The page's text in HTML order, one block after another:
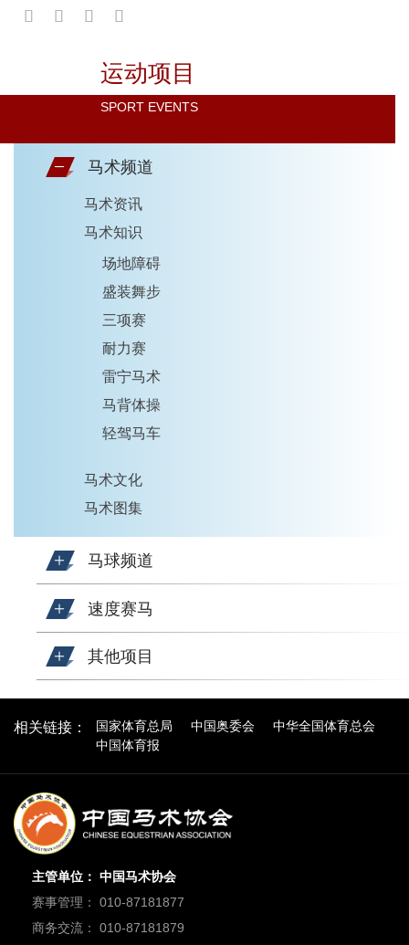
运动项目
SPORT EVENTS
马术频道
马术资讯
马术知识
场地障碍
盛装舞步
三项赛
耐力赛
雷宁马术
马背体操
轻驾马车
马术文化
马术图集
马球频道
速度赛马
其他项目
相关链接： 国家体育总局 中国奥委会
中华全国体育总会
中国体育报
主管单位： 中国马术协会
赛事管理： 010-87181877
商务交流： 010-87181879